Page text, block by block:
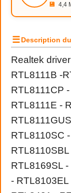
💾 4,4
☰Description
Realtek
RTL8111B -
RTL8111CP
RTL8111E -
RTL8110SC
RTL8169SL
-